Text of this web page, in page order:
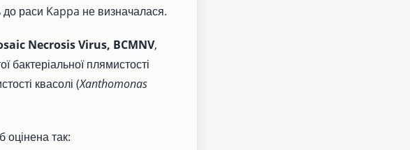
до раси Kappa не визначалася.
Necrosis Virus, BCMNV,
бактеріальної плямистості
квасолі (Xanthomonas
оцінена так: